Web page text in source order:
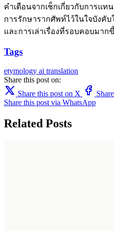
คำเตือนจากเช็กเกี่ยวกับการแท
การรักษารากศัพท์ไว้ในใจบังคั
และการเล่าเรื่องที่รอบคอบมาก
Tags
etymology ai translation
Share this post on:
Share this post on X
Share this post via WhatsApp
Related Posts